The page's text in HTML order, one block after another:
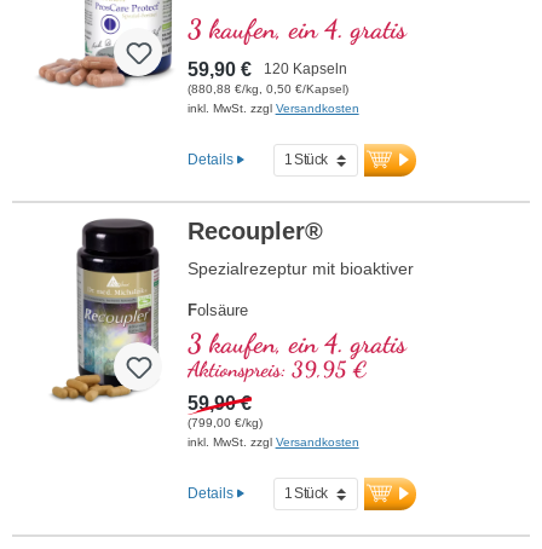
3 kaufen, ein 4. gratis
59,90 € 120 Kapseln
(880,88 €/kg, 0,50 €/Kapsel)
inkl. MwSt. zzgl Versandkosten
Details
Recoupler®
Spezialrezeptur mit bioaktiver
Folsäure
Arginin
Lycopin
Curcuma
Curcumin
Ascorbinsäure
Resveratrol
B(Vitamin B12)
3 kaufen, ein 4. gratis
Aktionspreis: 39,95 €
59,90 €
(799,00 €/kg)
inkl. MwSt. zzgl Versandkosten
Details